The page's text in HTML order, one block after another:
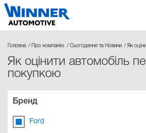
Головна Про компанію Сьогодення та Новини Як
Як оцінити автомобіль
покупкою
Бренд
Ford